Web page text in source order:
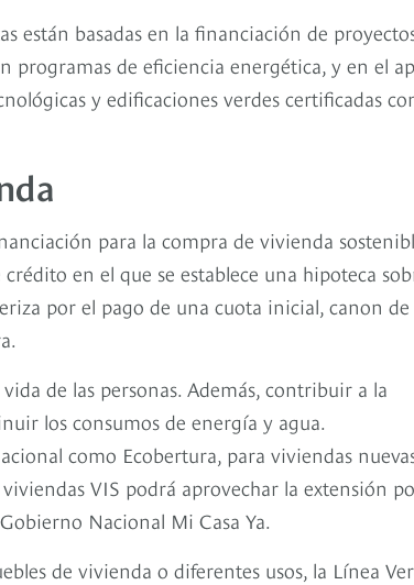
están basadas en la financiación de
de eficiencia energética, y en el
y edificaciones verdes certificadas
para la compra de vivienda
en el que se establece una hipoteca
por el pago de una cuota inicial, canon de
de las personas. Además, contribuir a la
los consumos de energía y agua.
como Ecobertura, para viviendas
VIS podrá aprovechar la extensión
Nacional Mi Casa Ya.
de vivienda o diferentes usos, la Línea